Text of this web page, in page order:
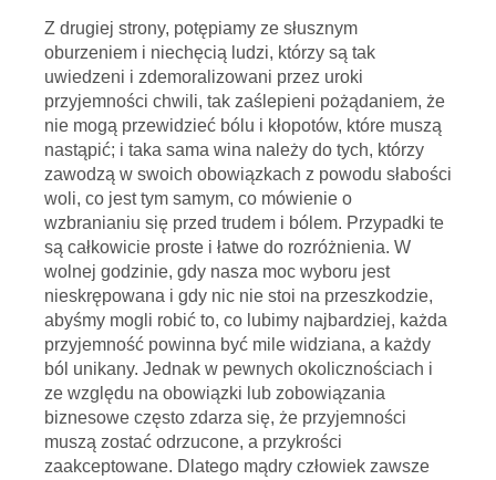
Z drugiej strony, potępiamy ze słusznym
oburzeniem i niechęcią ludzi, którzy są tak
uwiedzeni i zdemoralizowani przez uroki
przyjemności chwili, tak zaślepieni pożądaniem, że
nie mogą przewidzieć bólu i kłopotów, które muszą
nastąpić; i taka sama wina należy do tych, którzy
zawodzą w swoich obowiązkach z powodu słabości
woli, co jest tym samym, co mówienie o
wzbranianiu się przed trudem i bólem. Przypadki te
są całkowicie proste i łatwe do rozróżnienia. W
wolnej godzinie, gdy nasza moc wyboru jest
nieskrępowana i gdy nic nie stoi na przeszkodzie,
abyśmy mogli robić to, co lubimy najbardziej, każda
przyjemność powinna być mile widziana, a każdy
ból unikany. Jednak w pewnych okolicznościach i
ze względu na obowiązki lub zobowiązania
biznesowe często zdarza się, że przyjemności
muszą zostać odrzucone, a przykrości
zaakceptowane. Dlatego mądry człowiek zawsze